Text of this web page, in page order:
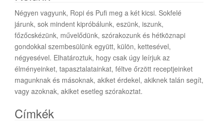
Négyen vagyunk, Ropi és Pufi meg a két kicsi. Sokfelé
járunk, sok mindent kipróbálunk, eszünk, iszunk,
főzőcskézünk, művelődünk, szórakozunk és hétköznapi
gondokkal szembesülünk együtt, külön, kettesével,
négyesével. Elhatároztuk, hogy csak úgy leírjuk az
élményeinket, tapasztalatainkat, féltve őrzött receptjeinket
magunknak és másoknak, akiket érdekel, akiknek talán segít,
vagy azoknak, akiket esetleg szórakoztat.
Címkék